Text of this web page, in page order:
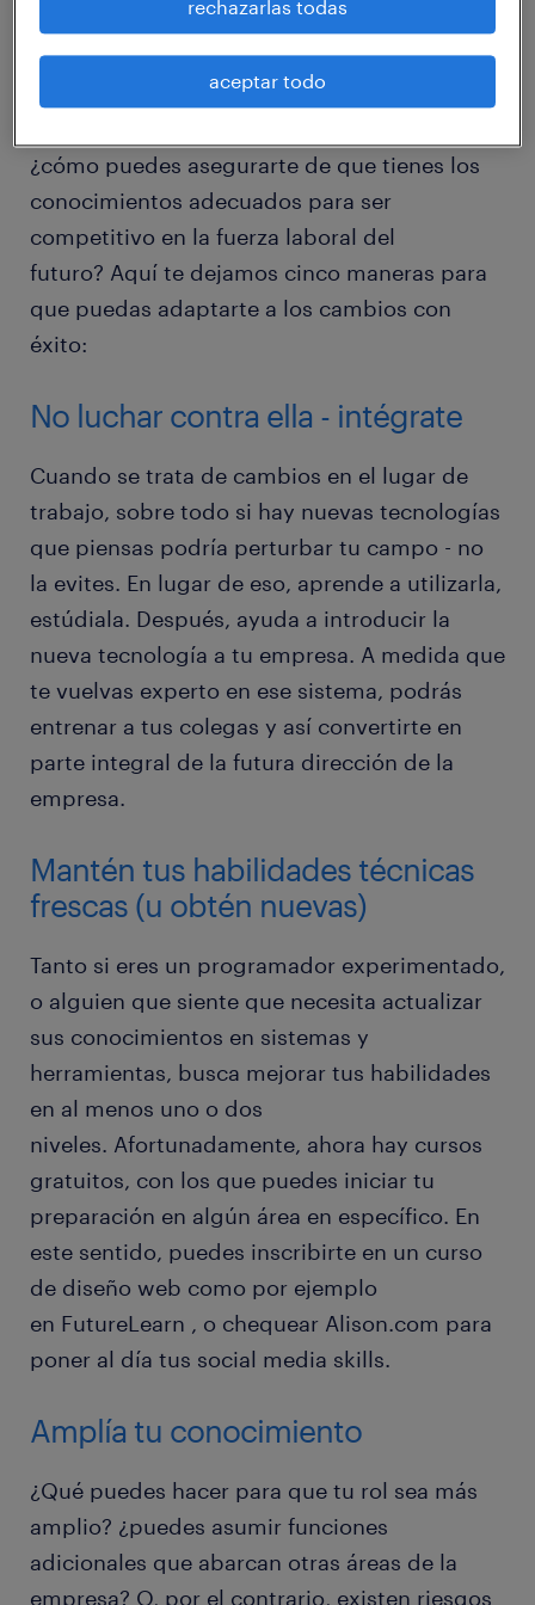
rápidamente, mientras que otros se están
transformando en algo irreconocible. La
integración de la tecnología es inevitable en
¿cómo puedes asegurarte de que tienes los
conocimientos adecuados para ser
competitivo en la fuerza laboral del
futuro? Aquí te dejamos cinco maneras para
que puedas adaptarte a los cambios con
éxito:
No luchar contra ella - intégrate
Cuando se trata de cambios en el lugar de
trabajo, sobre todo si hay nuevas tecnologías
que piensas podría perturbar tu campo - no
la evites. En lugar de eso, aprende a utilizarla,
estúdiala. Después, ayuda a introducir la
nueva tecnología a tu empresa. A medida que
te vuelvas experto en ese sistema, podrás
entrenar a tus colegas y así convertirte en
parte integral de la futura dirección de la
empresa.
Mantén tus habilidades técnicas
frescas (u obtén nuevas)
Tanto si eres un programador experimentado,
o alguien que siente que necesita actualizar
sus conocimientos en sistemas y
herramientas, busca mejorar tus habilidades
en al menos uno o dos
niveles. Afortunadamente, ahora hay cursos
gratuitos, con los que puedes iniciar tu
preparación en algún área en específico. En
este sentido, puedes inscribirte en un curso
de diseño web como por ejemplo
en FutureLearn , o chequear Alison.com para
poner al día tus social media skills.
Amplía tu conocimiento
¿Qué puedes hacer para que tu rol sea más
amplio? ¿puedes asumir funciones
adicionales que abarcan otras áreas de la
empresa? O, por el contrario, existen riesgos
rechazarlas todas
aceptar todo